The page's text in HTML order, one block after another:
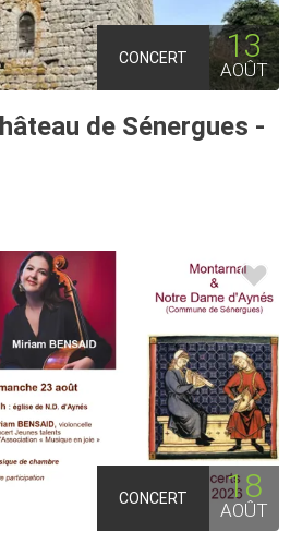
CONCERT 13
AOÛT
de Sénergues -
CONCERT 18
AOÛT